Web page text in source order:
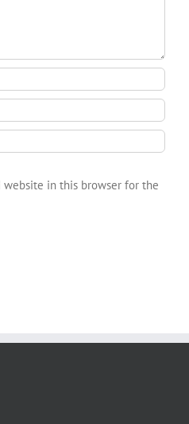
website in this browser for the